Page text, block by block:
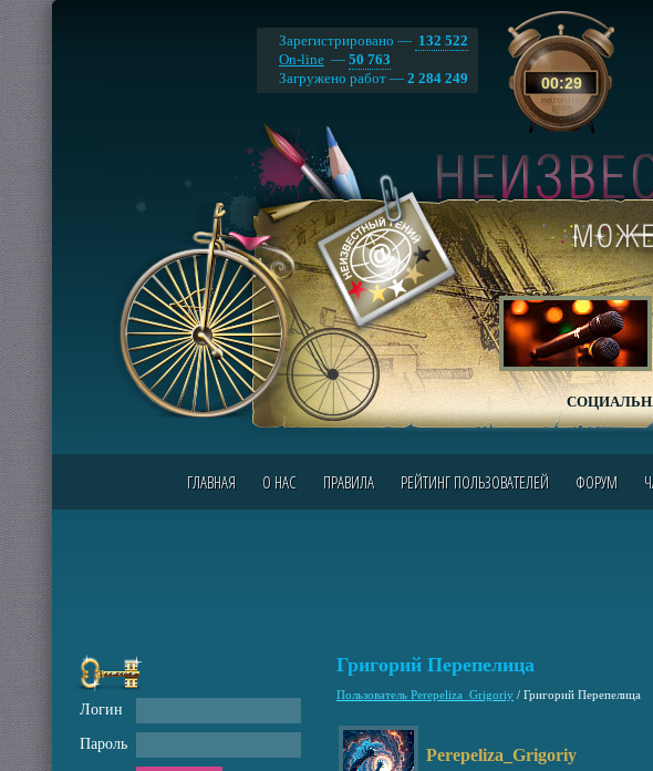
00:29
Зарегистрировано — 132 522
On-line — 50 763
Загружено работ — 2 284 249
ГЛАВНАЯ О НАС ПРАВИЛА РЕЙТИНГ ПОЛЬЗОВАТЕЛЕЙ ФОРУМ
Григорий Перепелица
Пользователь Perepeliza_Grigoriy / Григорий Перепелица
Perepeliza_Grigoriy
Логин
Пароль